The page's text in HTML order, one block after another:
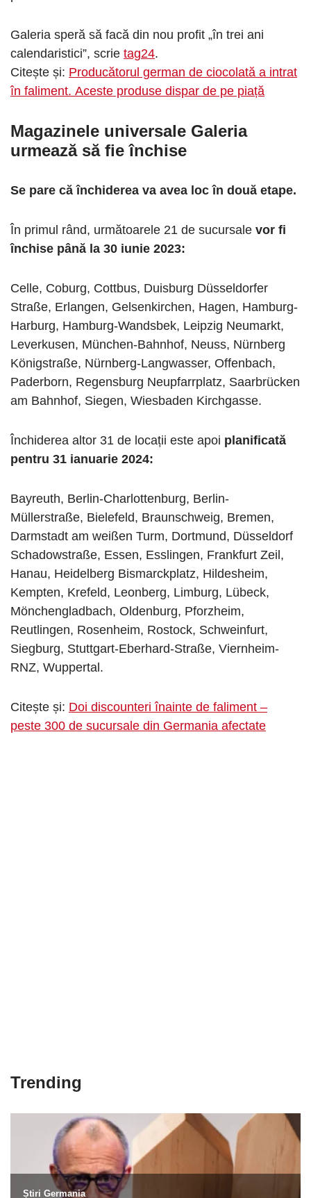
Galeria speră să facă din nou profit „în trei ani
calendaristici”, scrie tag24.
Citește și: Producătorul german de ciocolată a intrat
în faliment. Aceste produse dispar de pe piață
Magazinele universale Galeria
urmează să fie închise
Se pare că închiderea va avea loc în două etape.
În primul rând, următoarele 21 de sucursale vor fi
închise până la 30 iunie 2023:
Celle, Coburg, Cottbus, Duisburg Düsseldorfer
Straße, Erlangen, Gelsenkirchen, Hagen, Hamburg-
Harburg, Hamburg-Wandsbek, Leipzig Neumarkt,
Leverkusen, München-Bahnhof, Neuss, Nürnberg
Königstraße, Nürnberg-Langwasser, Offenbach,
Paderborn, Regensburg Neupfarrplatz, Saarbrücken
am Bahnhof, Siegen, Wiesbaden Kirchgasse.
Închiderea altor 31 de locații este apoi planificată
pentru 31 ianuarie 2024:
Bayreuth, Berlin-Charlottenburg, Berlin-
Müllerstraße, Bielefeld, Braunschweig, Bremen,
Darmstadt am weißen Turm, Dortmund, Düsseldorf
Schadowstraße, Essen, Esslingen, Frankfurt Zeil,
Hanau, Heidelberg Bismarckplatz, Hildesheim,
Kempten, Krefeld, Leonberg, Limburg, Lübeck,
Mönchengladbach, Oldenburg, Pforzheim,
Reutlingen, Rosenheim, Rostock, Schweinfurt,
Siegburg, Stuttgart-Eberhard-Straße, Viernheim-
RNZ, Wuppertal.
Citește și: Doi discounteri înainte de faliment –
peste 300 de sucursale din Germania afectate
Trending